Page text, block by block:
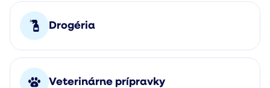
Drogéria
Veterinárne prípravky